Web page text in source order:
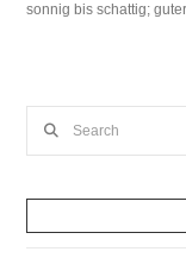
sonnig bis schattig;